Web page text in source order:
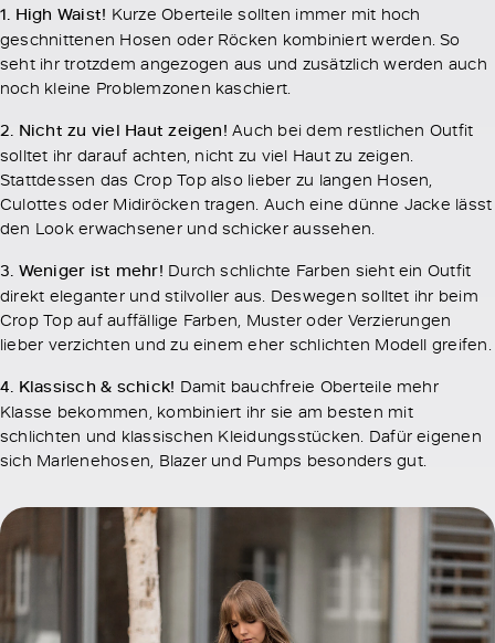
1. High Waist! Kurze Oberteile sollten immer mit hoch
geschnittenen Hosen oder Röcken kombiniert werden. So
seht ihr trotzdem angezogen aus und zusätzlich werden auch
noch kleine Problemzonen kaschiert.
2. Nicht zu viel Haut zeigen! Auch bei dem restlichen Outfit
solltet ihr darauf achten, nicht zu viel Haut zu zeigen.
Stattdessen das Crop Top also lieber zu langen Hosen,
Culottes oder Midiröcken tragen. Auch eine dünne Jacke lässt
den Look erwachsener und schicker aussehen.
3. Weniger ist mehr! Durch schlichte Farben sieht ein Outfit
direkt eleganter und stilvoller aus. Deswegen solltet ihr beim
Crop Top auf auffällige Farben, Muster oder Verzierungen
lieber verzichten und zu einem eher schlichten Modell greifen.
4. Klassisch & schick! Damit bauchfreie Oberteile mehr
Klasse bekommen, kombiniert ihr sie am besten mit
schlichten und klassischen Kleidungsstücken. Dafür eigenen
sich Marlenehosen, Blazer und Pumps besonders gut.